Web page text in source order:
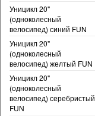
Уницикл 20"
(одноколесный
велосипед) синий FUN
Уницикл 20"
(одноколесный
велосипед) желтый FUN
Уницикл 20"
(одноколесный
велосипед) серебристый
FUN